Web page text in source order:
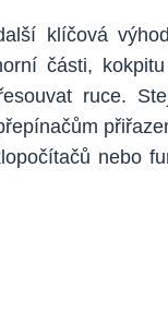
klíčová
části,
ruce.
nebo